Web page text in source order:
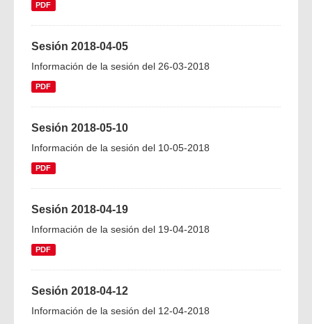
PDF
Sesión 2018-04-05
Información de la sesión del 26-03-2018
PDF
Sesión 2018-05-10
Información de la sesión del 10-05-2018
PDF
Sesión 2018-04-19
Información de la sesión del 19-04-2018
PDF
Sesión 2018-04-12
Información de la sesión del 12-04-2018